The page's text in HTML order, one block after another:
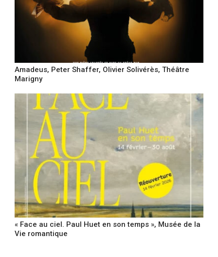
Amadeus, Peter Shaffer, Olivier Solivérès, Théâtre
Marigny
« Face au ciel. Paul Huet en son temps », Musée de la
Vie romantique